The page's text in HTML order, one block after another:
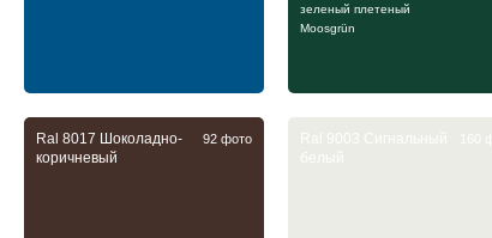
зеленый плетеный
Moosgrün
Ral 8017 Шоколадно-
коричневый
92 фото
Ral 9003 Сигнальный
белый
160